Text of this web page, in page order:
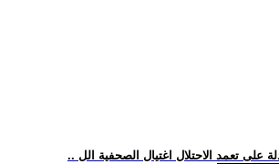
على تعمد الاحتلال اغتيال الصحفية الل